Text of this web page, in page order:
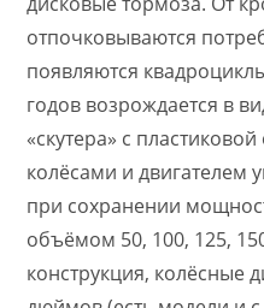
отпочковываются
появляются
годов возрождается в
«скутера» с
колёсами и двигателем
при сохранении
объёмом 50, 100, 125,
конструкция, колёсные